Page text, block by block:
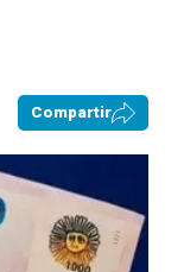
Compartir